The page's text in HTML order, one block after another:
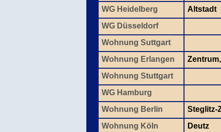
WG Heidelberg
Altstadt
WG Düsseldorf
Wohnung Suttgart
Wohnung Erlangen
Wohnung Stuttgart
WG Hamburg
Wohnung Berlin
Steglitz-
Wohnung Köln
Deutz